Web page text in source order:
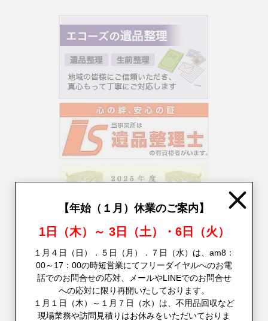
【年始（１月）休業のご案内】
1日（木）～ 3日（土）・6日（火）
１月４日（日）．５日（月）．７日（水）は、am8：
00～17：00の時短営業にてフリーダイヤルへのお電
話でのお問合せの応対、メールやLINEでのお問合せ
への応対に限り再開いたしております。
１月１日（木）～１月７日（水）は、不用品回収など
現場業務や訪問見積りはお休みをいただいておりま
Close